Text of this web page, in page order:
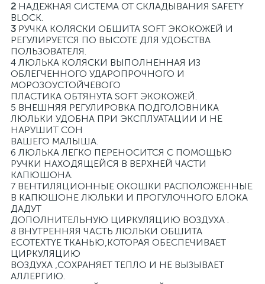
2 НАДЕЖНАЯ СИСТЕМА ОТ СКЛАДЫВАНИЯ SAFETY
BLOCK.
3 РУЧКА КОЛЯСКИ ОБШИТА SOFT ЭКОКОЖЕЙ И
РЕГУЛИРУЕТСЯ ПО ВЫСОТЕ ДЛЯ УДОБСТВА
ПОЛЬЗОВАТЕЛЯ.
4 ЛЮЛЬКА КОЛЯСКИ ВЫПОЛНЕННАЯ ИЗ
ОБЛЕГЧЕННОГО УДАРОПРОЧНОГО И
МОРОЗОУСТОЙЧЕВОГО
ПЛАСТИКА ОБТЯНУТА SOFT ЭКОКОЖЕЙ.
5 ВНЕШНЯЯ РЕГУЛИРОВКА ПОДГОЛОВНИКА
ЛЮЛЬКИ УДОБНА ПРИ ЭКСПЛУАТАЦИИ И НЕ
НАРУШИТ СОН
ВАШЕГО МАЛЫША.
6 ЛЮЛЬКА ЛЕГКО ПЕРЕНОСИТСЯ С ПОМОЩЬЮ
РУЧКИ НАХОДЯЩЕЙСЯ В ВЕРХНЕЙ ЧАСТИ
КАПЮШОНА.
7 ВЕНТИЛЯЦИОННЫЕ ОКОШКИ РАСПОЛОЖЕННЫЕ
В КАПЮШОНЕ ЛЮЛЬКИ И ПРОГУЛОЧНОГО БЛОКА
ДАДУТ
ДОПОЛНИТЕЛЬНУЮ ЦИРКУЛЯЦИЮ ВОЗДУХА .
8 ВНУТРЕННЯЯ ЧАСТЬ ЛЮЛЬКИ ОБШИТА
ECOTEXTYE ТКАНЬЮ,КОТОРАЯ ОБЕСПЕЧИВАЕТ
ЦИРКУЛЯЦИЮ
ВОЗДУХА ,СОХРАНЯЕТ ТЕПЛО И НЕ ВЫЗЫВАЕТ
АЛЛЕРГИЮ.